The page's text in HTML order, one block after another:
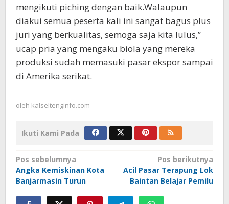
mengikuti piching dengan baik.Walaupun
diakui semua peserta kali ini sangat bagus plus
juri yang berkualitas, semoga saja kita lulus,”
ucap pria yang mengaku biola yang mereka
produksi sudah memasuki pasar ekspor sampai
di Amerika serikat.
oleh kalseltenginfo.com
Ikuti Kami Pada
Navigasi
pos
Pos sebelumnya
Angka Kemiskinan Kota
Banjarmasin Turun
Pos berikutnya
Acil Pasar Terapung Lok
Baintan Belajar Pemilu